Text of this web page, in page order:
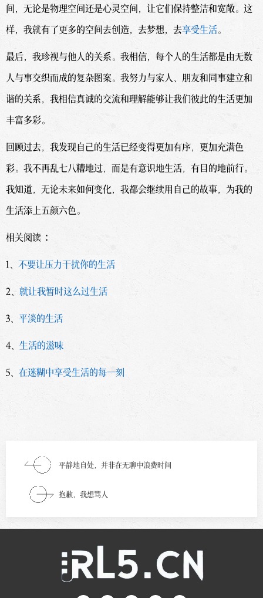
间，无论是物理空间还是心灵空间，让它们保持整洁和宽敞。这
样，我就有了更多的空间去创造，去梦想，去享受生活。
最后，我珍视与他人的关系。我相信，每个人的生活都是由无数
人与事交织而成的复杂图案。我努力与家人、朋友和同事建立和
谐的关系，我相信真诚的交流和理解能够让我们彼此的生活更加
丰富多彩。
回顾过去，我发现自己的生活已经变得更加有序，更加充满色
彩。我不再乱七八糟地过，而是有意识地生活，有目的地前行。
我知道，无论未来如何变化，我都会继续用自己的故事，为我的
生活添上五颜六色。
相关阅读：
1、 不要让压力干扰你的生活
2、 就让我暂时这么过生活
3、 平淡的生活
4、 生活的滋味
5、 在迷糊中享受生活的每一刻
平静地自处，并非在无聊中浪费时间
抱歉，我想骂人